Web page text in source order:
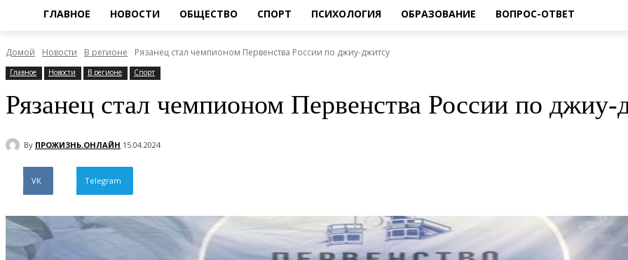
ГЛАВНОЕ НОВОСТИ ОБЩЕСТВО СПОРТ ПСИХОЛОГИЯ ОБРАЗОВАНИЕ ВОПРОС-ОТВЕТ
Домой Новости В регионе Рязанец стал чемпионом Первенства России по джиу-джитсу
Главное Новости В регионе Спорт
Рязанец стал чемпионом Первенства России по джиу-
By ПРОЖИЗНЬ.ОНЛАЙН 15.04.2024
VK Telegram